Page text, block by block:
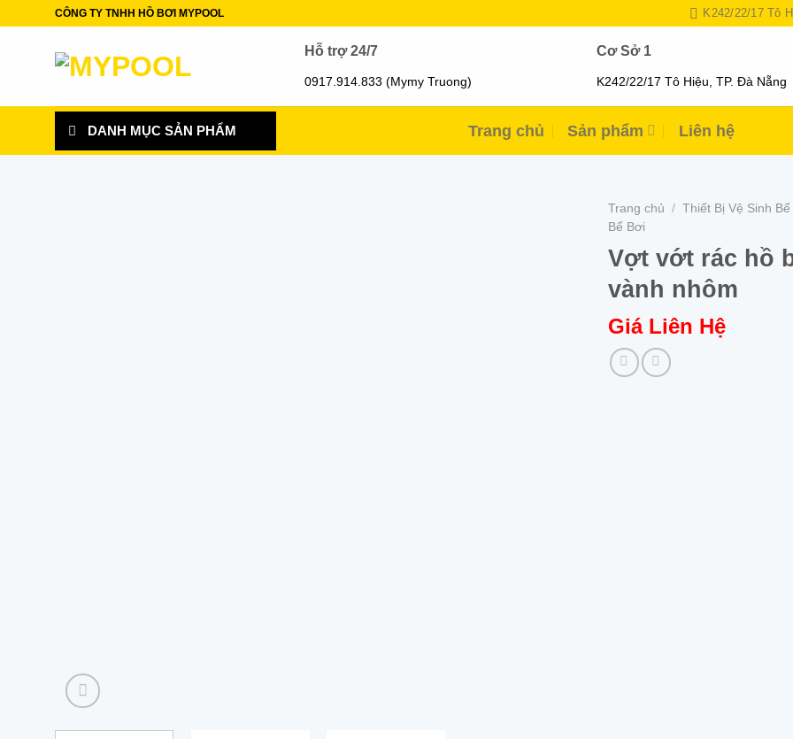
CÔNG TY TNHH HỒ BƠI MYPOOL K242/22/17 Tô
Hỗ trợ 24/7
0917.914.833 (Mymy Truong)
Cơ Sở 1
K242/22/17 Tô Hiệu, TP. Đà Nẵng
DANH MỤC SẢN PHẨM Trang chủ Sản phẩm Liên hệ
Trang chủ / Thiết Bị Vệ Sinh
Bể Bơi
Vợt vớt rác hồ
vành nhôm
Giá Liên Hệ